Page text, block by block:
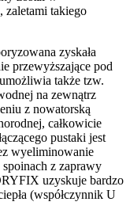
takiego
zyskała
przewyższające pod
także tzw.
na zewnątrz
z nowatorską
całkowicie
pustaki jest
wyeliminowanie
z zaprawy
uzyskuje bardzo
(współczynnik U